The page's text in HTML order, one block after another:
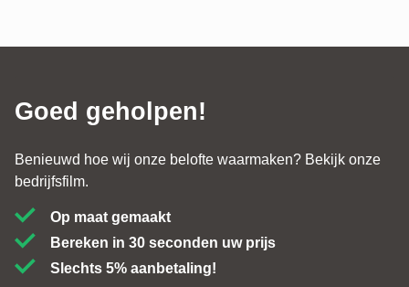
Goed geholpen!
Benieuwd hoe wij onze belofte waarmaken? Bekijk onze
bedrijfsfilm.
Op maat gemaakt
Bereken in 30 seconden uw prijs
Slechts 5% aanbetaling!